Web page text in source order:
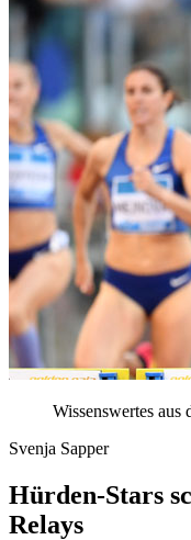
Wissenswertes
Svenja Sapper
Hürden-Stars
Relays